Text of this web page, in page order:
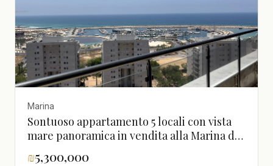
Marina
Sontuoso appartamento 5 locali con vista
mare panoramica in vendita alla Marina di
₪5,300,000